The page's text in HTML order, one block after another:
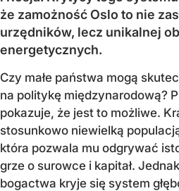
że zamożność Oslo to nie
urzędników, lecz unikalnej
energetycznych.
Czy małe państwa mogą
na politykę międzynarodową?
pokazuje, że jest to możliwe.
stosunkowo niewielką
która pozwala mu odgrywać
grze o surowce i kapitał.
bogactwa kryje się system